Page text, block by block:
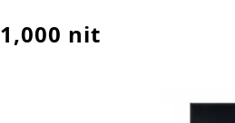
1,000 nit